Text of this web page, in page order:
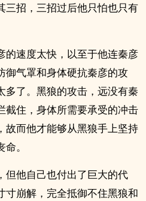
三招，三招过后他只怕也只有
的速度太快，以至于他连秦彦
御气罩和身体硬抗秦彦的攻
多了。黑狼的攻击，远没有秦
截住，身体所需要承受的冲击
故而他才能够从黑狼手上坚持
。
但他自己也付出了巨大的代
寸崩解，完全抵御不住黑狼和